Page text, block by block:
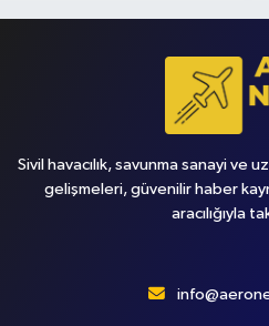
Sivil havacılık, savunma sanayi ve
gelişmeleri, güvenilir haber
aracılığıyla